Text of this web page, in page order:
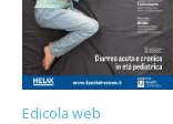
Edicola web